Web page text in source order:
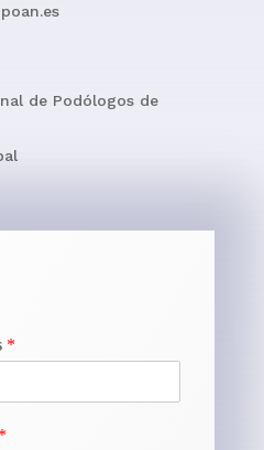
de Podólogos de
*
*